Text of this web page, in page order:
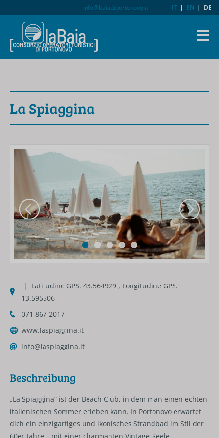
info@baiadiportonovo.it IT | EN | DE
La Spiaggina
| Latitudine GPS: 43.564929 , Longitudine GPS:
13.595506
071 867 2017
www.laspiaggina.it
info@laspiaggina.it
Beschreibung
„La Spiaggina“ ist der Beach Club, in dem man einen echten
italienischen Sommer erleben kann. In Portonovo erwartet
dich ein einzigartiges und ikonisches Strandbad im Stil der
60er-Jahre – mit einer charmanten Vintage-Seele.